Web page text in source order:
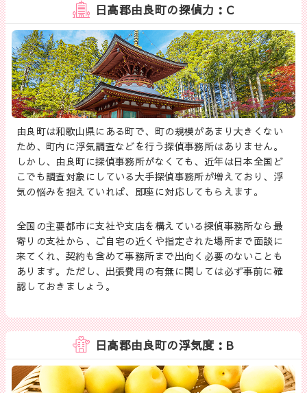
日高郡由良町の探偵力：C
由良町は和歌山県にある町で、町の規模があまり大きくない
ため、町内に浮気調査などを行う探偵事務所はありません。
しかし、由良町に探偵事務所がなくても、近年は日本全国ど
こでも調査対象にしている大手探偵事務所が増えており、浮
気の悩みを抱えていれば、即座に対応してもらえます。
全国の主要都市に支社や支店を構えている探偵事務所なら最
寄りの支社から、ご自宅の近くや指定された場所まで面談に
来てくれ、契約も含めて事務所まで出向く必要のないことも
あります。ただし、出張費用の有無に関しては必ず事前に確
認しておきましょう。
日高郡由良町の浮気度：B